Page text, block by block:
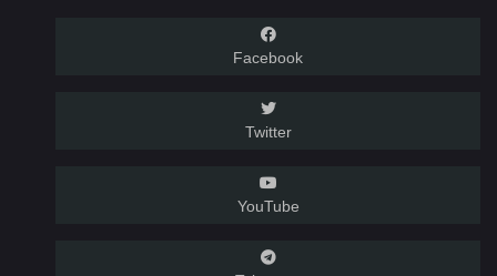
Facebook
Twitter
YouTube